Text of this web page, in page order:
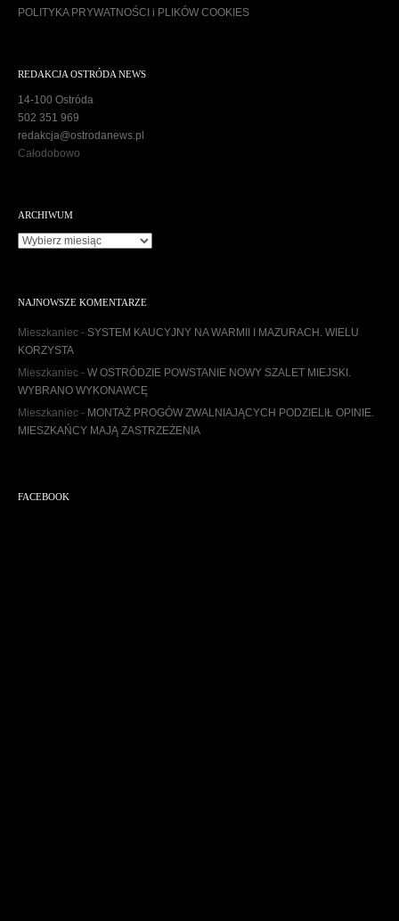
POLITYKA PRYWATNOŚCI i PLIKÓW COOKIES
REDAKCJA OSTRÓDA NEWS
14-100 Ostróda
502 351 969
redakcja@ostrodanews.pl
Całodobowo
ARCHIWUM
A
w
u
NAJNOWSZE KOMENTARZE
Mieszkaniec - SYSTEM KAUCYJNY NA WARMII I MAZURACH. WIELU
KORZYSTA
Mieszkaniec - W OSTRÓDZIE POWSTANIE NOWY SZALET MIEJSKI.
WYBRANO WYKONAWCĘ
Mieszkaniec - MONTAŻ PROGÓW ZWALNIAJĄCYCH PODZIELIŁ OPINIE.
MIESZKAŃCY MAJĄ ZASTRZEŻENIA
FACEBOOK